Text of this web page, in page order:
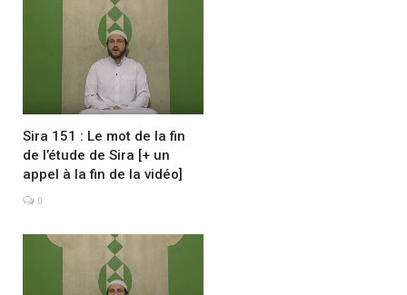
Sira 151 : Le mot de la fin
de l’étude de Sira [+ un
appel à la fin de la vidéo]
0